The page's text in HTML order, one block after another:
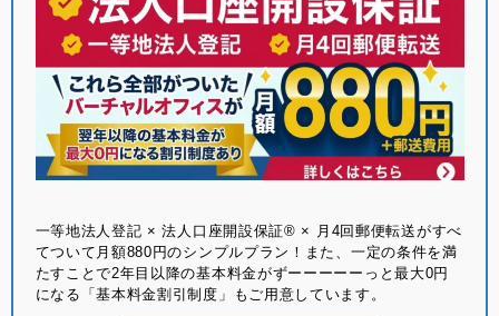
⼀等地法⼈登記 × 法⼈⼝座開設保証® × ⽉4回郵便転送がすべ
てついて月額880円のシンプルプラン！また、一定の条件を満
たすことで2年目以降の基本料金がずーーーーーっと最大0円
になる「基本料金割引制度」もご用意しています。